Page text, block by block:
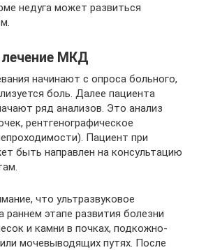
недуга может развиться
МКД
начинают с опроса больного,
боль. Далее пациента
ряд анализов. Это анализ
рентгенографическое
Пациент при
быть направлен на консультацию
что ультразвуковое
раннем этапе развития болезни
и камни в почках, подкожно-
мочевыводящих путях. После